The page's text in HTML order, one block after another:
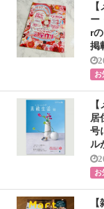
ー
r
掲
お
居
号
ル
お